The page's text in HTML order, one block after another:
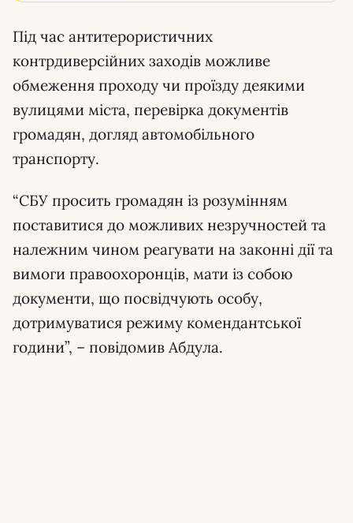
Під час антитерористичних
контрдиверсійних заходів можливе
обмеження проходу чи проїзду деякими
вулицями міста, перевірка документів
громадян, догляд автомобільного
транспорту.
“СБУ просить громадян із розумінням
поставитися до можливих незручностей та
належним чином реагувати на законні дії та
вимоги правоохоронців, мати із собою
документи, що посвідчують особу,
дотримуватися режиму комендантської
години”, – повідомив Абдула.